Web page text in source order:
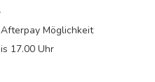
Möglichkeit
17.00 Uhr